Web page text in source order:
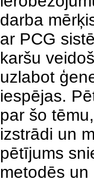
darba
ar PCG
karšu
uzlabot
iespējas.
par šo
izstrādi un
pētījums
metodēs